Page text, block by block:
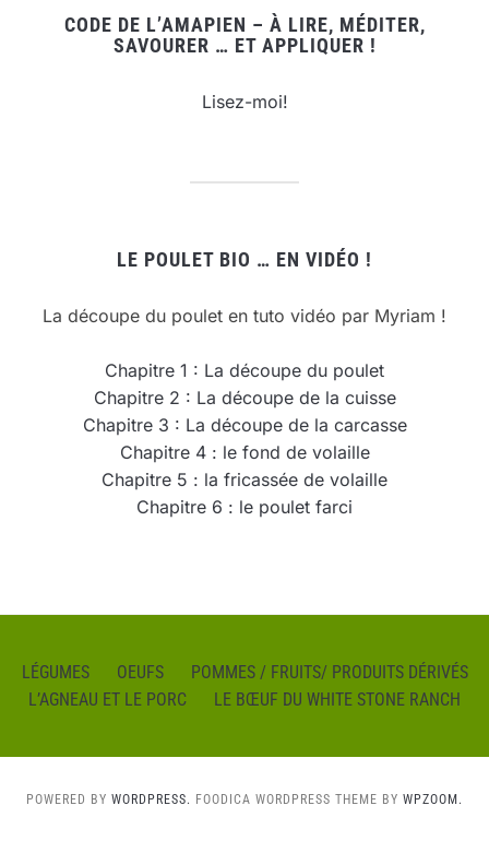
CODE DE L’AMAPIEN – À LIRE, MÉDITER,
SAVOURER … ET APPLIQUER !
Lisez-moi!
LE POULET BIO … EN VIDÉO !
La découpe du poulet en tuto vidéo par Myriam !
Chapitre 1 : La découpe du poulet
Chapitre 2 : La découpe de la cuisse
Chapitre 3 : La découpe de la carcasse
Chapitre 4 : le fond de volaille
Chapitre 5 : la fricassée de volaille
Chapitre 6 : le poulet farci
LÉGUMES OEUFS
POMMES / FRUITS/ PRODUITS DÉRIVÉS
L’AGNEAU ET LE PORC
LE BŒUF DU WHITE STONE RANCH
POWERED BY WORDPRESS. FOODICA WORDPRESS THEME BY WPZOOM.